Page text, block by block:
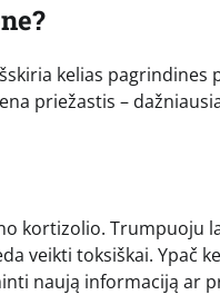
kelias pagrindines
priežastis –
kortizolio. Trumpuoju
veikti toksiškai. Ypač
naują informaciją ar